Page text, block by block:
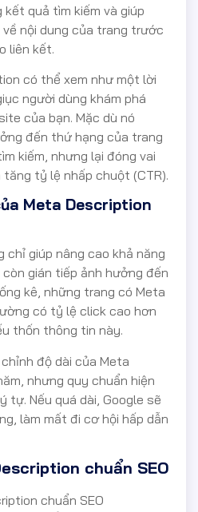
quả tìm kiếm và giúp
nội dung của trang trước
liên kết.
có thể xem như một lời
người dùng khám phá
của bạn. Mặc dù nó
đến thứ hạng của trang
kiếm, nhưng lại đóng vai
tỷ lệ nhấp chuột (CTR).
Meta Description
chỉ giúp nâng cao khả năng
gián tiếp ảnh hưởng đến
kê, những trang có Meta
có tỷ lệ click cao hơn
thốn thông tin này.
độ dài của Meta
nhưng quy chuẩn hiện
tự. Nếu quá dài, Google sẽ
làm mất đi cơ hội hấp dẫn
chuẩn SEO